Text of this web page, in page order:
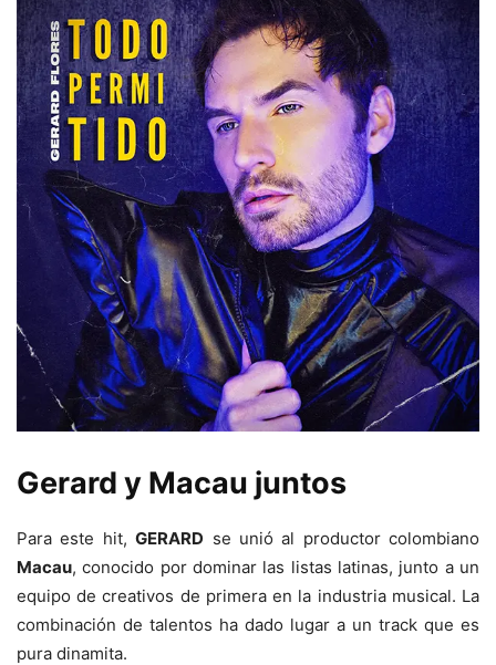
Gerard y Macau juntos
Para este hit,GERARD se unió al productor colombiano
Macau, conocido por dominar las listas latinas, junto a un
equipo de creativos de primera en la industria musical. La
combinación de talentos ha dado lugar a un track que es
pura dinamita.